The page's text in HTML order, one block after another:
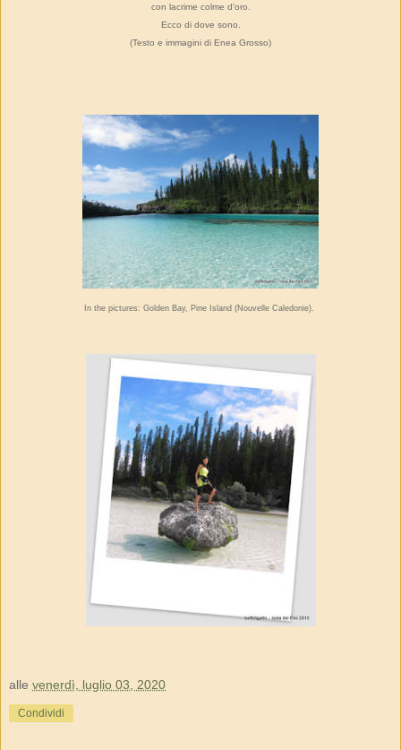
con lacrime colme d'oro.
Ecco di dove sono.
(Testo e immagini di Enea Grosso)
In the pictures: Golden Bay, Pine Island (Nouvelle Caledonie).
alle venerdì, luglio 03, 2020
Condividi